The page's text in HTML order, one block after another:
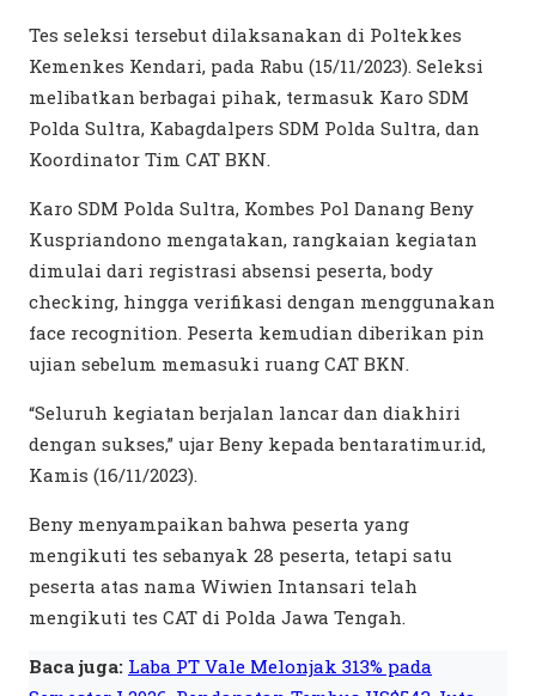
Tes seleksi tersebut dilaksanakan di Poltekkes
Kemenkes Kendari, pada Rabu (15/11/2023). Seleksi
melibatkan berbagai pihak, termasuk Karo SDM
Polda Sultra, Kabagdalpers SDM Polda Sultra, dan
Koordinator Tim CAT BKN.
Karo SDM Polda Sultra, Kombes Pol Danang Beny
Kuspriandono mengatakan, rangkaian kegiatan
dimulai dari registrasi absensi peserta, body
checking, hingga verifikasi dengan menggunakan
face recognition. Peserta kemudian diberikan pin
ujian sebelum memasuki ruang CAT BKN.
“Seluruh kegiatan berjalan lancar dan diakhiri
dengan sukses,” ujar Beny kepada bentaratimur.id,
Kamis (16/11/2023).
Beny menyampaikan bahwa peserta yang
mengikuti tes sebanyak 28 peserta, tetapi satu
peserta atas nama Wiwien Intansari telah
mengikuti tes CAT di Polda Jawa Tengah.
Baca juga: Laba PT Vale Melonjak 313% pada